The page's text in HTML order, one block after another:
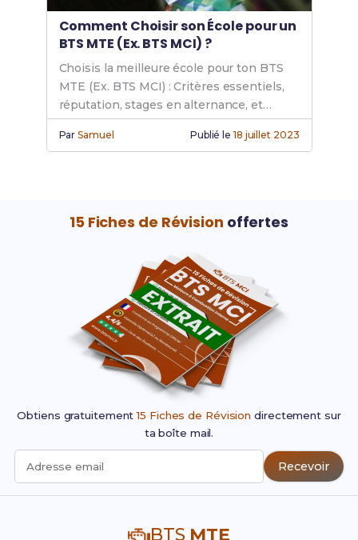
Comment Choisir son École pour un
BTS MTE (Ex. BTS MCI) ?
Choisis la meilleure école pour ton BTS
MTE (Ex. BTS MCI) : Critères essentiels,
réputation, stages en alternance, et
accompagnement pédagogique pour
maximiser ta réussite et ton avenir.
ParSamuel Publié le 18 juillet 2023
15 Fiches de Révision offertes
Obtiens gratuitement15 Fiches de Révision directement sur
ta boîte mail.
Adresse email Recevoir
BTS MTE